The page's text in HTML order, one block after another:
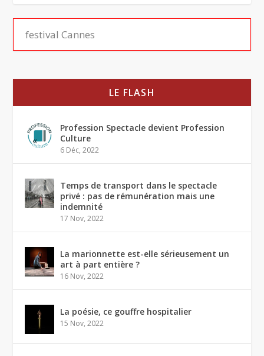
LE FLASH
Profession Spectacle devient Profession
Culture
6 Déc, 2022
Temps de transport dans le spectacle
privé : pas de rémunération mais une
indemnité
17 Nov, 2022
La marionnette est-elle sérieusement un
art à part entière ?
16 Nov, 2022
La poésie, ce gouffre hospitalier
15 Nov, 2022